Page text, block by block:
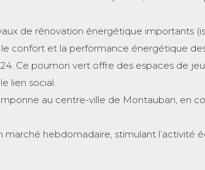
de rénovation énergétique importants
confort et la performance énergétique
Ce poumon vert offre des espaces de
lien social.
au centre-ville de Montauban, en
marché hebdomadaire, stimulant